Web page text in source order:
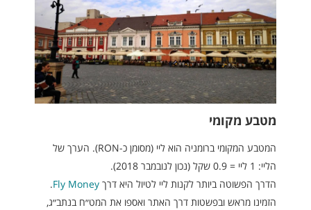
מטבע מקומי
המטבע המקומי ברומניה הוא ליי (מסומן כ-RON). הערך של
הליי: 1 ליי = 0.9 שקל (נכון לנובמבר 2018).
הדרך הפשוטה ביותר לקנות ליי לטיול היא דרך Fly Money
.
הזמינו מראש ובפשטות דרך האתר ואספו את המט״ח בנתב״ג,